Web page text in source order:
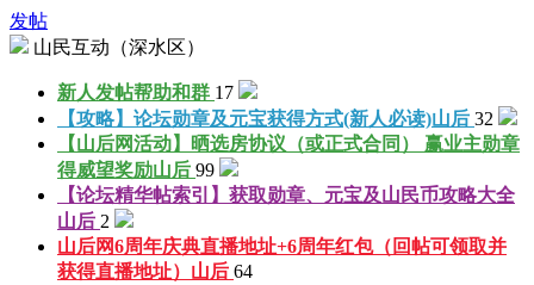
发帖
山民互动（深水区）
新人发帖帮助和群 17
【攻略】论坛勋章及元宝获得方式(新人必读)山后 32
【山后网活动】晒选房协议（或正式合同） 赢业主勋章
得威望奖励山后 99
【论坛精华帖索引】获取勋章、元宝及山民币攻略大全
山后 2
山后网6周年庆典直播地址+6周年红包（回帖可领取并
获得直播地址） 山后 64